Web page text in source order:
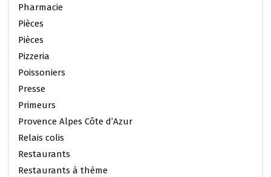
Pharmacie
Pièces
Pièces
Pizzeria
Poissoniers
Presse
Primeurs
Provence Alpes Côte d’Azur
Relais colis
Restaurants
Restaurants à thème